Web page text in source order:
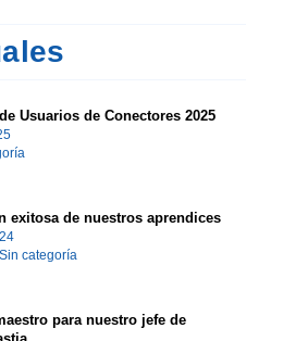
Usuarios de Conectores 2025
exitosa de nuestros aprendices
Sin categoría
para nuestro jefe de